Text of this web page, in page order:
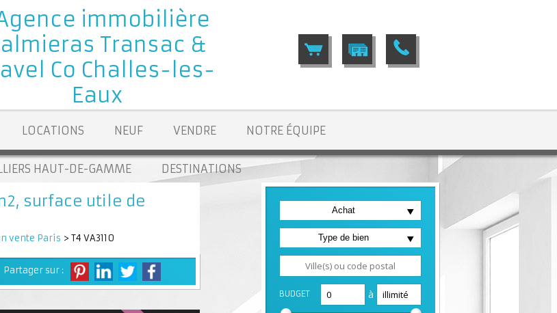
LOCATIONS NEUF VENDRE NOTRE ÉQUIPE
HAUT-DE-GAMME DESTINATIONS
Achat
Type de bien
BUDGET à
surface utile de
vente Paris > T4 VA3110
Partager sur :